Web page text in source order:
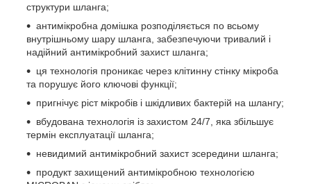
структури шланга;
антимікробна домішка розподіляється по всьому
внутрішньому шару шланга, забезпечуючи тривалий і
надійний антимікробний захист шланга;
ця технологія проникає через клітинну стінку мікроба
та порушує його ключові функції;
пригнічує ріст мікробів і шкідливих бактерій на шлангу;
вбудована технологія із захистом 24/7, яка збільшує
термін експлуатації шланга;
невидимий антимікробний захист зсередини шланга;
продукт захищений антимікробною технологією